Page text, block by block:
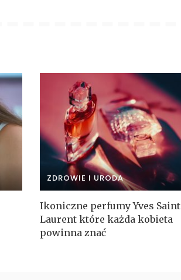
ZDROWIE I URODA
Ikoniczne perfumy Yves Saint
Laurent które każda kobieta
powinna znać